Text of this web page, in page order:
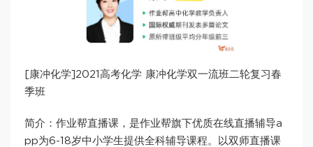
[康冲化学]2021高考化学 康冲化学双一流班二轮复习春
季班
简介：作业帮直播课，是作业帮旗下优质在线直播辅导a
pp为6-18岁中小学生提供全科辅导课程。以双师直播课